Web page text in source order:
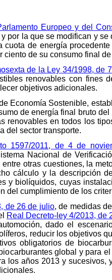
Europeo y del
por la que se modifican y
cuota de energía
de su consumo final
de la Ley 34/1998, de
renovables con fines
objetivos adicionales.
Economía Sostenible,
de energía final bruto
renovables en todos los
del sector transporte.
1597/2011, de 4 de
Nacional de
otras cuestiones, la
cálculo y la descripción
y biolíquidos, cuyas
del cumplimiento de los
de 26 de julio, de medidas
Real Decreto-ley 4/2013, de
dado el
reducir los objetivos
obligatorios de
global y para
los años 2013 y